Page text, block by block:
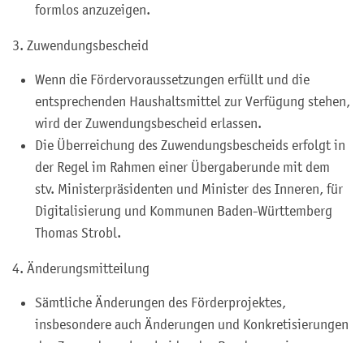
formlos anzuzeigen.
3. Zuwendungsbescheid
Wenn die Fördervoraussetzungen erfüllt und die
entsprechenden Haushaltsmittel zur Verfügung stehen,
wird der Zuwendungsbescheid erlassen.
Die Überreichung des Zuwendungsbescheids erfolgt in
der Regel im Rahmen einer Übergaberunde mit dem
stv. Ministerpräsidenten und Minister des Inneren, für
Digitalisierung und Kommunen Baden-Württemberg
Thomas Strobl.
4. Änderungsmitteilung
Sämtliche Änderungen des Förderprojektes,
insbesondere auch Änderungen und Konkretisierungen